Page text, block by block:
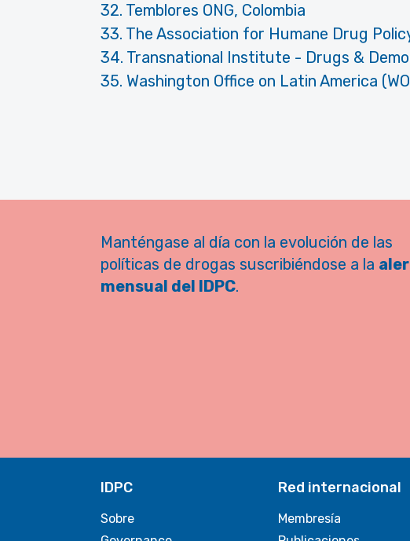
32. Temblores ONG, Colombia
33. The Association for Humane Drug
34. Transnational Institute - Drugs &
35. Washington Office on Latin America
Manténgase al día con la evolución de las
políticas de drogas suscribiéndose a la
mensual del IDPC.
IDPC
Sobre
Red internacional
Membresía